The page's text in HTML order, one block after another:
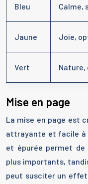
Bleu Calme,
Jaune Joie,
Vert Nature,
Mise en page
La mise en page est
attrayante et facile à
et épurée permet
plus importants,
peut susciter un effet